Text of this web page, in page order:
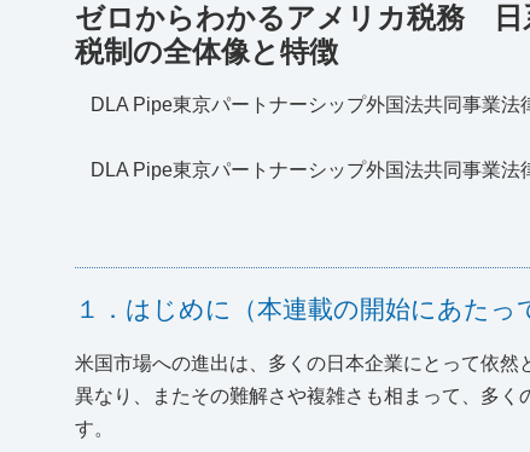
ゼロからわかるアメリカ税務
税制の全体像と特徴
DLA Pipe東京パートナーシップ外国法共同事業
DLA Pipe東京パートナーシップ外国法共同事業
１．はじめに（本連載の開始にあたっ
米国市場への進出は、多くの日本企業にとって依
異なり、またその難解さや複雑さも相まって、多
す。